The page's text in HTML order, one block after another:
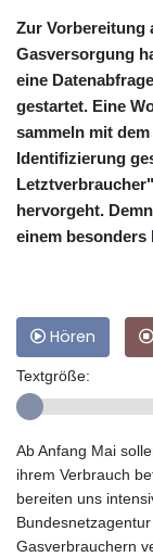
Zur Vorbereitung
Gasversorgung
eine
gestartet. Eine
sammeln mit
Identifizierung
hervorgeht.
einem
Hören
Textgröße:
Ab Anfang Mai
ihrem Verbrauch
bereiten uns
Gasverbrauchern